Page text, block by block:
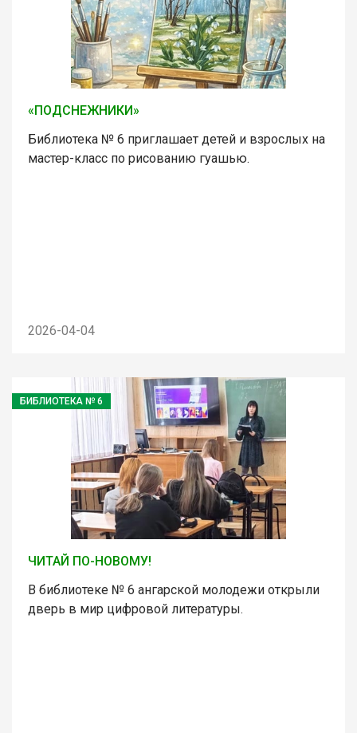
«ПОДСНЕЖНИКИ»
Библиотека № 6 приглашает детей и взрослых на
мастер-класс по рисованию гуашью.
2026-04-04
БИБЛИОТЕКА № 6
ЧИТАЙ ПО-НОВОМУ!
В библиотеке № 6 ангарской молодежи открыли
дверь в мир цифровой литературы.